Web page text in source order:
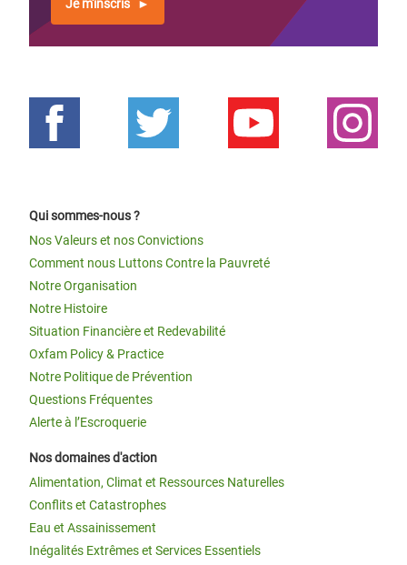
Je m'inscris
Qui sommes-nous ?
Nos Valeurs et nos Convictions
Comment nous Luttons Contre la Pauvreté
Notre Organisation
Notre Histoire
Situation Financière et Redevabilité
Oxfam Policy & Practice
Notre Politique de Prévention
Questions Fréquentes
Alerte à l’Escroquerie
Nos domaines d'action
Alimentation, Climat et Ressources Naturelles
Conflits et Catastrophes
Eau et Assainissement
Inégalités Extrêmes et Services Essentiels